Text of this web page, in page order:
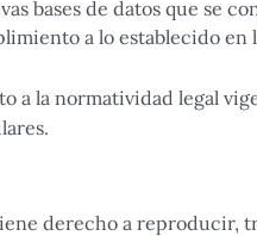
bases de datos que se
a lo establecido en
a la normatividad legal
derecho a reproducir,